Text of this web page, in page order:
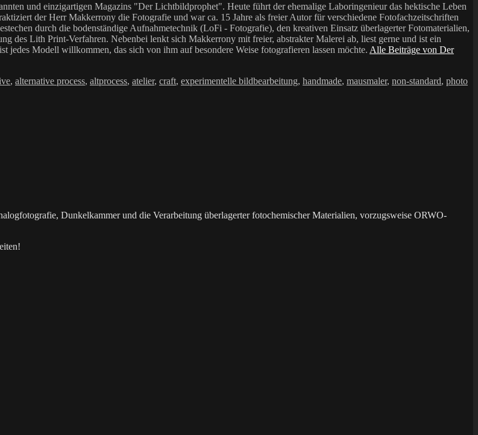
und einzigartigen Magazins "Der Lichtbildprophet". Heute führt der ehemalige Laboringenieur das hektische Leben
der Herr Makkerrony die Fotografie und war ca. 15 Jahre als freier Autor für verschiedene Fotofachzeitschriften
durch die bodenständige Aufnahmetechnik (LoFi - Fotografie), den kreativen Einsatz überlagerter Fotomaterialien,
des Lith Print-Verfahren. Nebenbei lenkt sich Makkerrony mit freier, abstrakter Malerei ab, liest gerne und ist ein
Modell willkommen, das sich von ihm auf besondere Weise fotografieren lassen möchte. Alle Beiträge von Der
, alternative process, altprocess, atelier, craft, experimentelle bildbearbeitung, handmade, mausmaler, non-standard, photo
Dunkelkammer und die Verarbeitung überlagerter fotochemischer Materialien, vorzugsweise ORWO-